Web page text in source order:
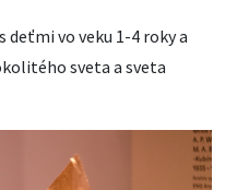
deťmi vo veku 1-4 roky a
sveta a sveta